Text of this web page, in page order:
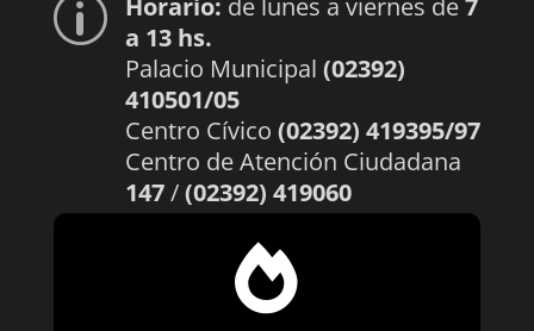
p Horario: de lunes a viernes de7
a 13 hs.
Palacio Municipal (02392)
410501/05
Centro Cívico (02392) 419395/97
Centro de Atención Ciudadana
147/(02392) 419060
